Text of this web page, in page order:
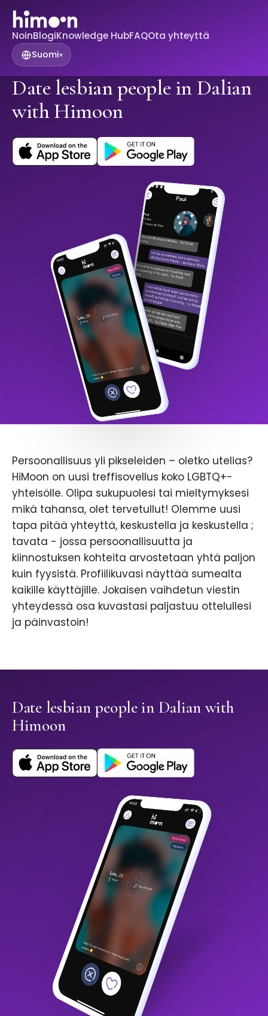
NoinBlogiKnowledge HubFAQOta yhteyttä
Suomi▾
Date lesbian people in Dalian
with Himoon
Persoonallisuus yli pikseleiden – oletko utelias?
HiMoon on uusi treffisovellus koko LGBTQ+-
yhteisölle. Olipa sukupuolesi tai mieltymyksesi
mikä tahansa, olet tervetullut! Olemme uusi
tapa pitää yhteyttä, keskustella ja keskustella ;
tavata - jossa persoonallisuutta ja
kiinnostuksen kohteita arvostetaan yhtä paljon
kuin fyysistä. Profiilikuvasi näyttää sumealta
kaikille käyttäjille. Jokaisen vaihdetun viestin
yhteydessä osa kuvastasi paljastuu ottelullesi
ja päinvastoin!
Date lesbian people in Dalian with
Himoon